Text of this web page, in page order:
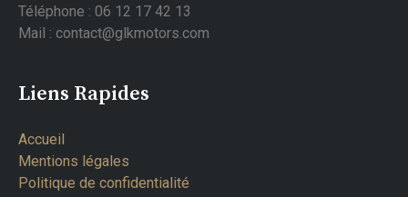
Téléphone : 06 12 17 42 13
Mail : contact@glkmotors.com
Liens Rapides
Accueil
Mentions légales
Politique de confidentialité